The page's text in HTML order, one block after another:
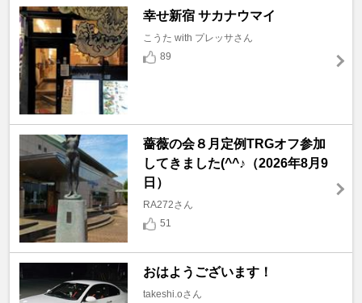
幸せ新宿 サカナウマイ
こうた with プレッサさん
89
薔薇の会８月定例TRGオフ参加
してきました(^^♪（2026年8月9
日）
RA272さん
51
おはようございます！
takeshi.oさん